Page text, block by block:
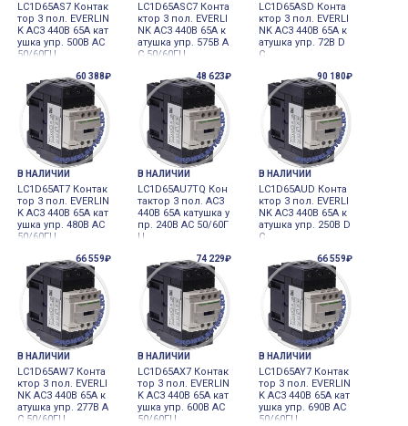
LC1D65AS7 Контак
тор 3 пол. EVERLIN
K AC3 440В 65A кат
ушка упр. 500В AC
50/60ГЦ
LC1D65ASC7 Конта
ктор 3 пол. EVERLI
NK AC3 440В 65A к
атушка упр. 575В A
C 50/60ГЦ
LC1D65ASD Конта
ктор 3 пол. EVERLI
NK AC3 440В 65A к
атушка упр. 72В D
C
60 388₽
В НАЛИЧИИ
LC1D65AT7 Контак
тор 3 пол. EVERLIN
K AC3 440В 65A кат
ушка упр. 480В AC
50/60ГЦ
48 623₽
В НАЛИЧИИ
LC1D65AU7TQ Кон
тактор 3 пол. AC3
440В 65A катушка у
пр. 240В AC 50/60Г
Ц
90 180₽
В НАЛИЧИИ
LC1D65AUD Конта
ктор 3 пол. EVERLI
NK AC3 440В 65A к
атушка упр. 250В D
C
66 559₽
В НАЛИЧИИ
LC1D65AW7 Конта
ктор 3 пол. EVERLI
NK AC3 440В 65A к
атушка упр. 277В A
C 50/60ГЦ
74 229₽
В НАЛИЧИИ
LC1D65AX7 Контак
тор 3 пол. EVERLIN
K AC3 440В 65A кат
ушка упр. 600В AC
50/60ГЦ
66 559₽
В НАЛИЧИИ
LC1D65AY7 Контак
тор 3 пол. EVERLIN
K AC3 440В 65A кат
ушка упр. 690В AC
50/60ГЦ